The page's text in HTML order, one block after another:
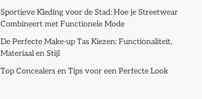
Sportieve Kleding voor de Stad: Hoe je Streetwear
Combineert met Functionele Mode
De Perfecte Make-up Tas Kiezen: Functionaliteit,
Materiaal en Stijl
Top Concealers en Tips voor een Perfecte Look